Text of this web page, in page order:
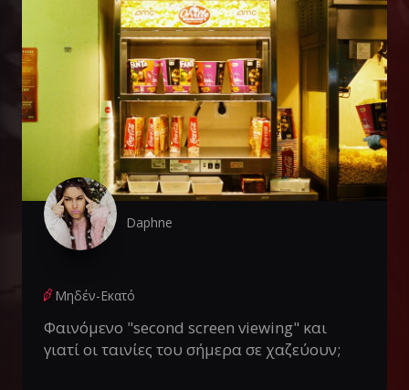
Daphne
Μηδέν-Εκατό
Φαινόμενο "second screen viewing" και
γιατί οι ταινίες του σήμερα σε χαζεύουν;